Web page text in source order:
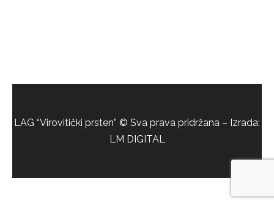
LAG “Virovitički prsten” © Sva prava pridržana – Izrada:
LM DIGITAL